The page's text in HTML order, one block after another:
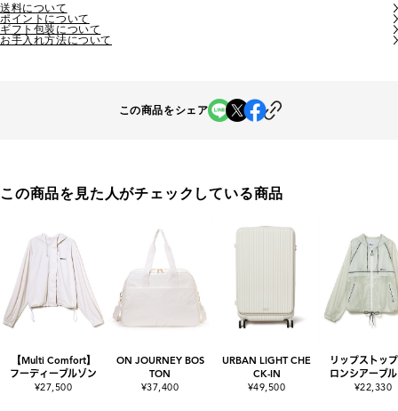
送料について
ポイントについて
ギフト包装について
お手入れ方法について
この商品をシェア
この商品を見た人がチェックしている商品
【Multi Comfort】
フーディーブルゾン
¥27,500
ON JOURNEY BOS
TON
¥37,400
URBAN LIGHT CHE
CK-IN
¥49,500
リップストッ
ロンシアーブ
¥22,330